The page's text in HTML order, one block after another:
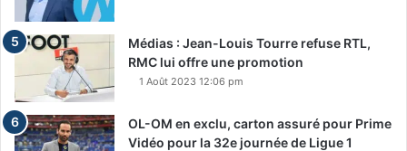
Médias : Jean-Louis Tourre refuse RTL,
RMC lui offre une promotion
1 Août 2023 12:06 pm
OL-OM en exclu, carton assuré pour Prime
Vidéo pour la 32e journée de Ligue 1